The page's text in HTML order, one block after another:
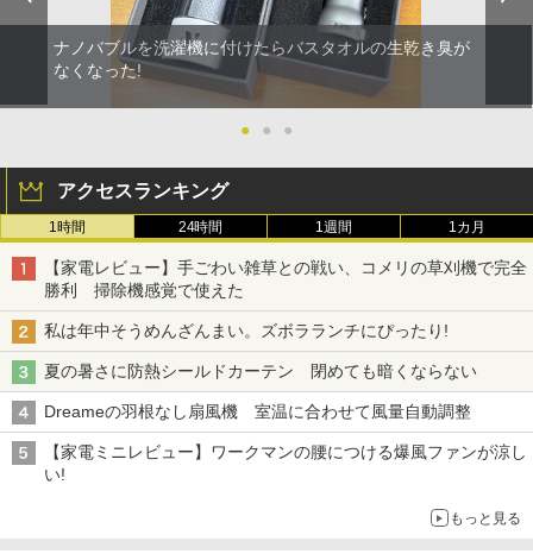
ナノバブルを洗濯機に付けたらバスタオルの生乾き臭が
なくなった!
● ● ●
アクセスランキング
1時間 24時間 1週間 1カ月
【家電レビュー】手ごわい雑草との戦い、コメリの草刈機で完全
勝利 掃除機感覚で使えた
私は年中そうめんざんまい。ズボラランチにぴったり!
夏の暑さに防熱シールドカーテン 閉めても暗くならない
Dreameの羽根なし扇風機 室温に合わせて風量自動調整
【家電ミニレビュー】ワークマンの腰につける爆風ファンが涼し
い!
もっと見る